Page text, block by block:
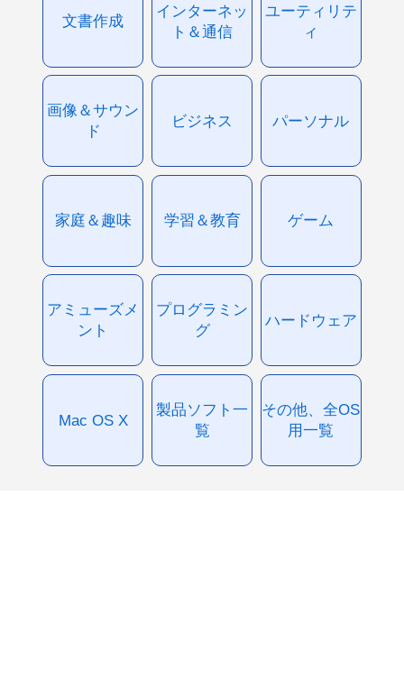
文書作成
インターネッ
ト＆通信
ユーティリテ
ィ
画像＆サウン
ド
ビジネス パーソナル
家庭＆趣味 学習＆教育 ゲーム
アミューズメ
ント
プログラミン
グ
ハードウェア
Mac OS X
製品ソフト一
覧
その他、全OS
用一覧